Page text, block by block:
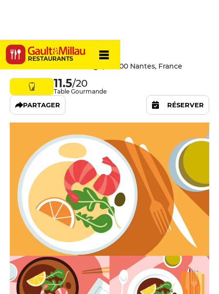
RESTAURANTS
Myrtil
1 Allée de la Maison Rouge, 44000 Nantes, France
11.5/20
Table Gourmande
PARTAGER RÉSERVER